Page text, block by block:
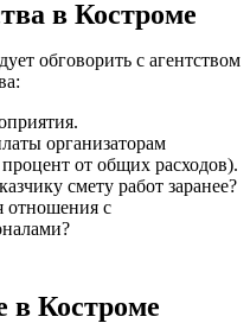
в Костроме
обговорить с агентством
организаторам
от общих расходов).
смету работ заранее?
отношения с
в Костроме